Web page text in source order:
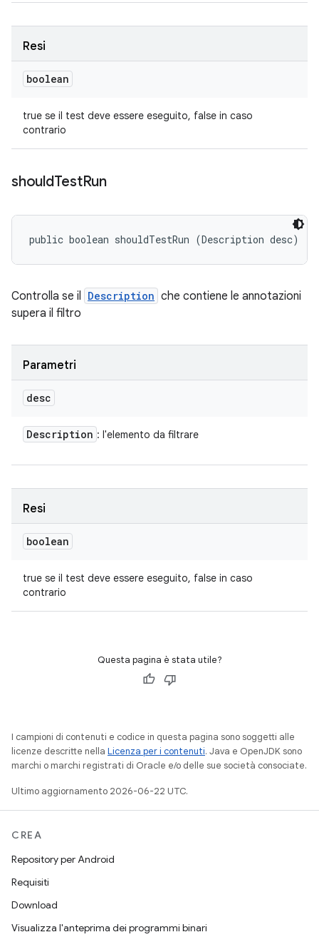
Resi
boolean
true se il test deve essere eseguito, false in caso
contrario
shouldTestRun
public boolean shouldTestRun (Description desc)
Controlla se il Description che contiene le annotazioni
supera il filtro
Parametri
desc
Description : l'elemento da filtrare
Resi
boolean
true se il test deve essere eseguito, false in caso
contrario
Questa pagina è stata utile?
I campioni di contenuti e codice in questa pagina sono soggetti alle
licenze descritte nella Licenza per i contenuti. Java e OpenJDK sono
marchi o marchi registrati di Oracle e/o delle sue società consociate.
Ultimo aggiornamento 2026-06-22 UTC.
CREA
Repository per Android
Requisiti
Download
Visualizza l'anteprima dei programmi binari